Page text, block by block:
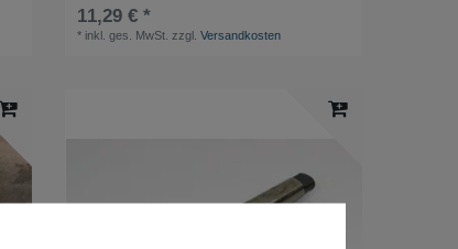
11,29 € *
* inkl. ges. MwSt. zzgl.Versandkosten